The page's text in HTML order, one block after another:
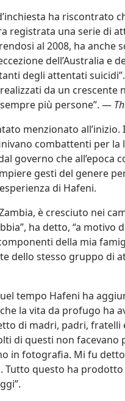
ha riscontrato
registrata una serie di
al 2008, ha anche
dell’Australia e
degli attentati
da un crescente
più persone”. —
menzionato
combattenti per la
governo che all’epoca
gesti del genere
di Hafeni.
è cresciuto nei
ha detto, “a
della mia
dello stesso gruppo di
tempo Hafeni ha
la vita da profugo ha
di madri, padri, fratelli
di questi non
in fotografia. Mi fu
Tutto questo ha